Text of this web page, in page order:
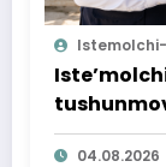
qilindi
04.08.2026